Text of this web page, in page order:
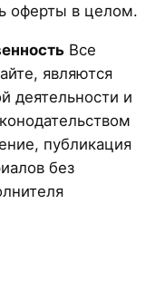
оферты в целом.
Все
являются
деятельности и
публикация
без